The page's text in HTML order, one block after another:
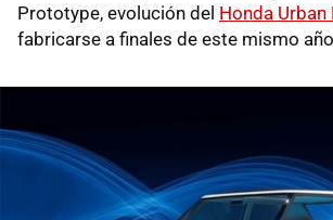
Prototype, evolución del Honda Urban
fabricarse a finales de este mismo